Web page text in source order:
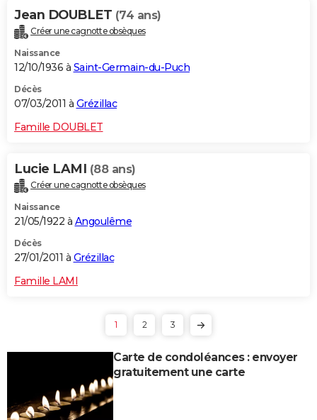
Jean DOUBLET (74 ans)
Créer une cagnotte obsèques
Naissance
12/10/1936 à Saint-Germain-du-Puch
Décès
07/03/2011 à Grézillac
Famille DOUBLET
Lucie LAMI (88 ans)
Créer une cagnotte obsèques
Naissance
21/05/1922 à Angoulême
Décès
27/01/2011 à Grézillac
Famille LAMI
1 2 3
Carte de condoléances : envoyer
gratuitement une carte